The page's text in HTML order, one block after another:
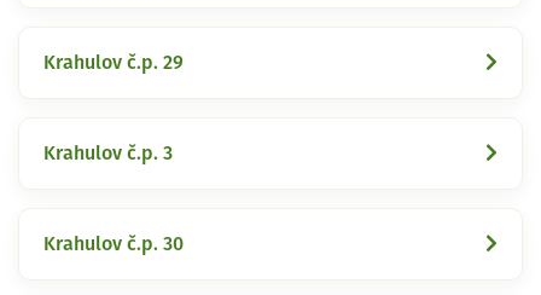
Krahulov č.p. 29
Krahulov č.p. 3
Krahulov č.p. 30